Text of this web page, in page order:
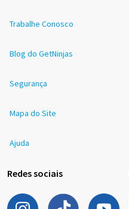
Trabalhe Conosco
Blog do GetNinjas
Segurança
Mapa do Site
Ajuda
Redes sociais